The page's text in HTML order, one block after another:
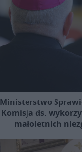
Ministerstwo
Komisja ds.
małoletnich